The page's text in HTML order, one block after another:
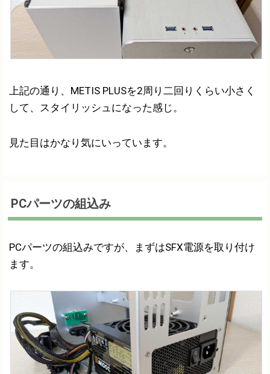
上記の通り、METIS PLUSを2周り二回りくらい小さく
して、スタイリッシュになった感じ。
見た目はかなり気にいっています。
PCパーツの組込み
PCパーツの組込みですが、まずはSFX電源を取り付け
ます。